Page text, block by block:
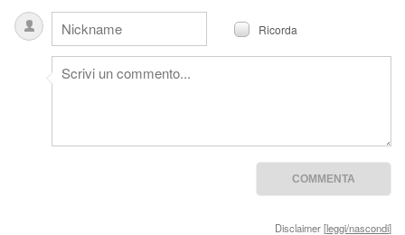
Ricorda
Disclaimer [leggi/nascondi]